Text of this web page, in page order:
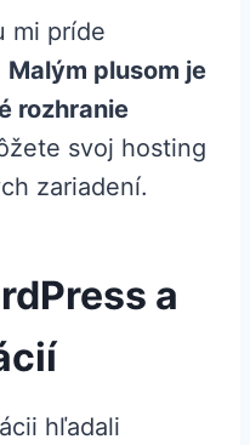
mi príde
Malým plusom je
rozhranie
svoj hosting
zariadení.
a
hľadali